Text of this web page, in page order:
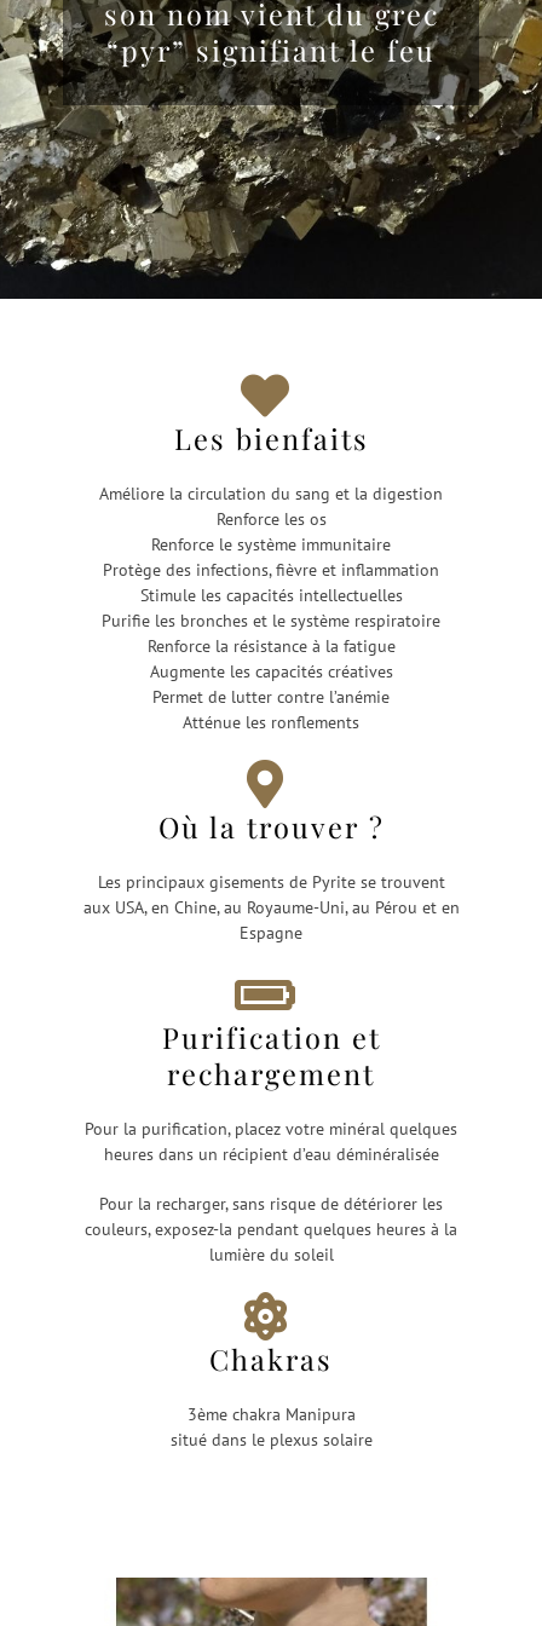
son nom vient du grec
“pyr” signifiant le feu
Les bienfaits
Améliore la circulation du sang et la digestion
Renforce les os
Renforce le système immunitaire
Protège des infections, fièvre et inflammation
Stimule les capacités intellectuelles
Purifie les bronches et le système respiratoire
Renforce la résistance à la fatigue
Augmente les capacités créatives
Permet de lutter contre l’anémie
Atténue les ronflements
Où la trouver ?
Les principaux gisements de Pyrite se trouvent
aux USA, en Chine, au Royaume-Uni, au Pérou et en
Espagne
Purification et
rechargement
Pour la purification, placez votre minéral quelques
heures dans un récipient d’eau déminéralisée
Pour la recharger, sans risque de détériorer les
couleurs, exposez-la pendant quelques heures à la
lumière du soleil
Chakras
3ème chakra Manipura
situé dans le plexus solaire